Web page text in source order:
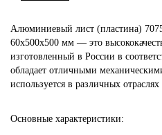
Алюминиевый лист (пластина)
60х500х500 мм — это
изготовленный в России в
обладает отличными
используется в различных
Основные характеристики: